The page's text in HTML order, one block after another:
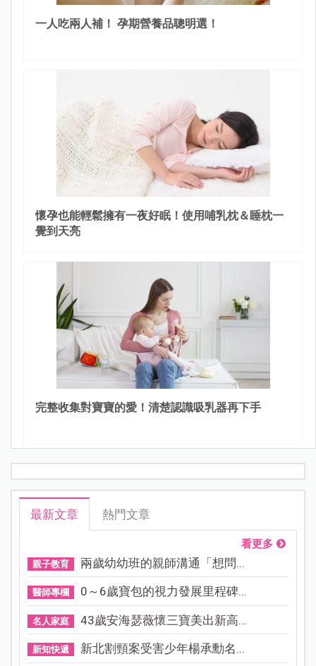
一人吃兩人補！ 孕期營養品聰明選！
懷孕也能輕鬆擁有一夜好眠！使用哺乳枕＆睡枕一
覺到天亮
完整收集對寶寶的愛！清楚認識吸乳器再下手
最新文章 熱門文章
看更多
親子教育 兩歲幼幼班的親師溝通「想問...
醫師專欄 0～6歲寶包的視力發展里程碑...
名人家庭 43歲安海瑟薇懷三寶美出新高...
新知快遞 新北割頸案受害少年楊承勳名...